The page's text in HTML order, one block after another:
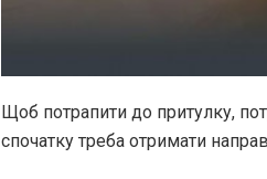
Щоб потрапити до притулку,
спочатку треба отримати